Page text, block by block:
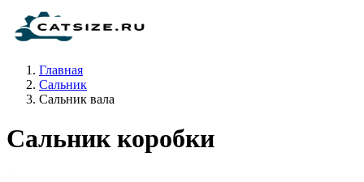
Главная
Сальник
Сальник вала
Сальник коробки